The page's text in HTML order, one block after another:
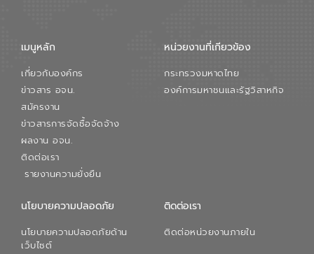
สมดุลทางเศรษฐกิจและสิ่งแวดล้อมได้อย่าง
ภาคเอกชนในครั้งนี้ นับเป็นก้าวสำคัญของ
องค์การจัดการน้ำเสีย (อจน.) ในการร่วมวาง
เมนูหลัก
เกี่ยวกับองค์กร
ข่าวสาร อจน.
สมัครงาน
ข่าวสารการจัดซื้อจัดจ้าง
ผลงาน อจน.
ติดต่อเรา
รายงานความยั่งยืน
หน่วยงานที่เกียวข้อง
กระทรวงมหาดไทย
องค์การมหาชนและรัฐวิสาหกิจ
นโยบายความปลอดภัย
นโยบายความปลอดภัยด้าน
เว็บไซต์
ติดต่อเรา
ติดต่อหน่วยงานภายใน